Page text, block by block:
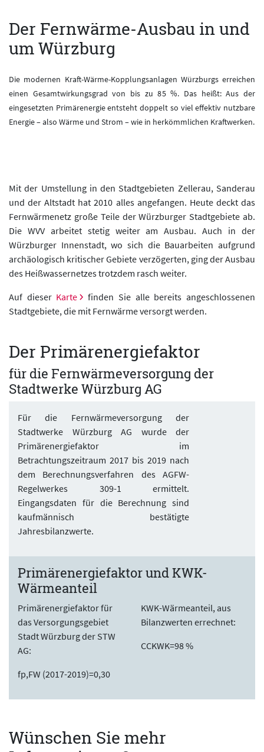
Der Fernwärme-Ausbau in und
um Würzburg
Die modernen Kraft-Wärme-Kopplungsanlagen Würzburgs erreichen
einen Gesamtwirkungsgrad von bis zu 85 %. Das heißt: Aus der
eingesetzten Primärenergie entsteht doppelt so viel effektiv nutzbare
Energie – also Wärme und Strom – wie in herkömmlichen Kraftwerken.
Mit der Umstellung in den Stadtgebieten Zellerau, Sanderau
und der Altstadt hat 2010 alles angefangen. Heute deckt das
Fernwärmenetz große Teile der Würzburger Stadtgebiete ab.
Die WVV arbeitet stetig weiter am Ausbau. Auch in der
Würzburger Innenstadt, wo sich die Bauarbeiten aufgrund
archäologisch kritischer Gebiete verzögerten, ging der Ausbau
des Heißwassernetzes trotzdem rasch weiter.
Auf dieser Karte
finden Sie alle bereits angeschlossenen
Stadtgebiete, die mit Fernwärme versorgt werden.
Der Primärenergiefaktor
für die Fernwärmeversorgung der
Stadtwerke Würzburg AG
Für die Fernwärmeversorgung der
Stadtwerke Würzburg AG wurde der
Primärenergiefaktor im
Betrachtungszeitraum 2017 bis 2019 nach
dem Berechnungsverfahren des AGFW-
Regelwerkes 309-1 ermittelt.
Eingangsdaten für die Berechnung sind
kaufmännisch bestätigte
Jahresbilanzwerte.
Primärenergiefaktor und KWK-
Wärmeanteil
Primärenergiefaktor für
das Versorgungsgebiet
Stadt Würzburg der STW
AG:
fp,FW (2017-2019)=0,30
KWK-Wärmeanteil, aus
Bilanzwerten errechnet:
CCKWK=98 %
Wünschen Sie mehr